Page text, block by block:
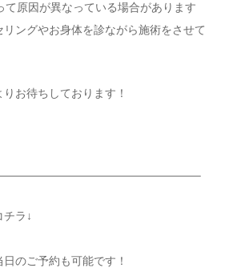
て原因が異なっている場合があります
ングやお身体を診ながら施術をさせて
お待ちしております！
ラ↓
のご予約も可能です！